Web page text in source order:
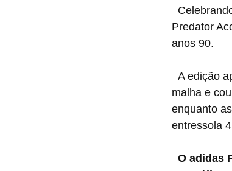
Predator
anos 90.
malha e
enquanto
entressola